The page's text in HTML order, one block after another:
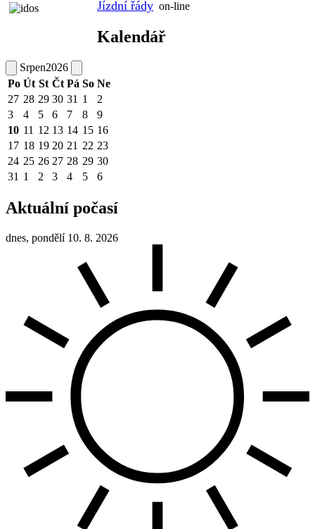
Jízdní řády on-line
Kalendář
Srpen2026
Po Út St Čt Pá So Ne
27 28 29 30 31 1
2
3
4 5 6 7 8
9
10 11 12 13 14 15 16
17 18 19 20 21 22 23
24 25 26 27 28 29 30
31 1 2 3 4 5 6
Aktuální počasí
dnes, pondělí 10. 8. 2026